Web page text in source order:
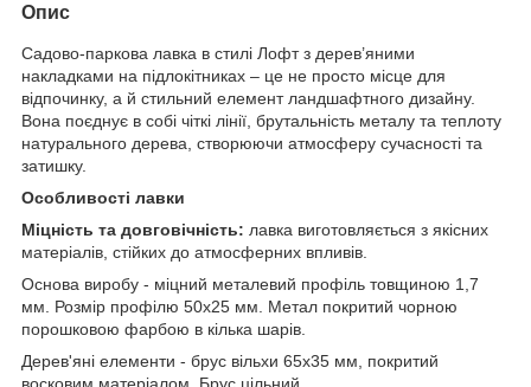
Опис
Садово-паркова лавка в стилі Лофт з дерев’яними
накладками на підлокітниках – це не просто місце для
відпочинку, а й стильний елемент ландшафтного дизайну.
Вона поєднує в собі чіткі лінії, брутальність металу та теплоту
натурального дерева, створюючи атмосферу сучасності та
затишку.
Особливості лавки
Міцність та довговічність: лавка виготовляється з якісних
матеріалів, стійких до атмосферних впливів.
Основа виробу - міцний металевий профіль товщиною 1,7
мм. Розмір профілю 50х25 мм. Метал покритий чорною
порошковою фарбою в кілька шарів.
Дерев'яні елементи - брус вільхи 65х35 мм, покритий
восковим матеріалом. Брус цільний.